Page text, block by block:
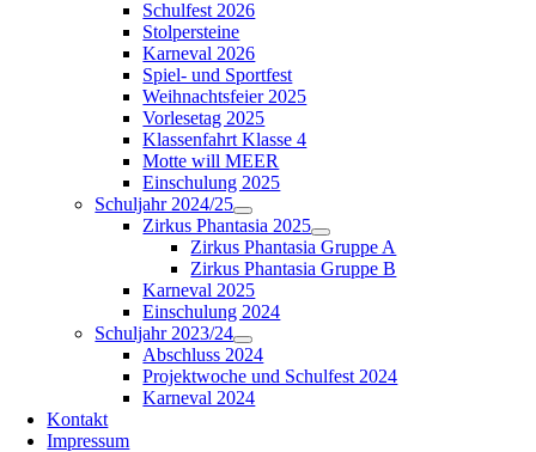
Schulfest 2026
Stolpersteine
Karneval 2026
Spiel- und Sportfest
Weihnachtsfeier 2025
Vorlesetag 2025
Klassenfahrt Klasse 4
Motte will MEER
Einschulung 2025
Schuljahr 2024/25
Zirkus Phantasia 2025
Zirkus Phantasia Gruppe A
Zirkus Phantasia Gruppe B
Karneval 2025
Einschulung 2024
Schuljahr 2023/24
Abschluss 2024
Projektwoche und Schulfest 2024
Karneval 2024
Kontakt
Impressum